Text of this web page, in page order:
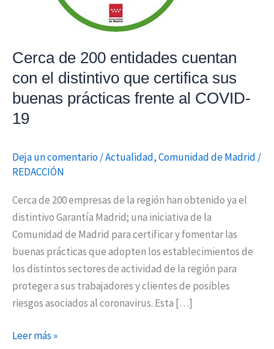
Cerca de 200 entidades cuentan
con el distintivo que certifica sus
buenas prácticas frente al COVID-
19
Deja un comentario/Actualidad,Comunidad de Madrid /
REDACCIÓN
Cerca de 200 empresas de la región han obtenido ya el
distintivo Garantía Madrid; una iniciativa de la
Comunidad de Madrid para certificar y fomentar las
buenas prácticas que adopten los establecimientos de
los distintos sectores de actividad de la región para
proteger a sus trabajadores y clientes de posibles
riesgos asociados al coronavirus. Esta […]
certifica
sus
buenas
prácticas
frente
COVID-
19
Leer más »